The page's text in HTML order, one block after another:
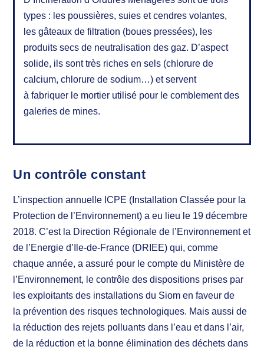
types : les poussières, suies et cendres volantes,
les gâteaux de filtration (boues pressées), les
produits secs de neutralisation des gaz. D’aspect
solide, ils sont très riches en sels (chlorure de
calcium, chlorure de sodium…) et servent
à fabriquer le mortier utilisé pour le comblement des
galeries de mines.
Un contrôle constant
L’inspection annuelle ICPE (Installation Classée pour la
Protection de l’Environnement) a eu lieu le 19 décembre
2018. C’est la Direction Régionale de l’Environnement et
de l’Energie d’Ile-de-France (DRIEE) qui, comme
chaque année, a assuré pour le compte du Ministère de
l’Environnement, le contrôle des dispositions prises par
les exploitants des installations du Siom en faveur de
la prévention des risques technologiques. Mais aussi de
la réduction des rejets polluants dans l’eau et dans l’air,
de la réduction et la bonne élimination des déchets dans